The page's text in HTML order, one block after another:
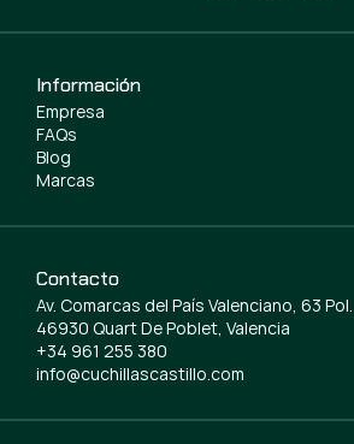
Información
Empresa
FAQs
Blog
Marcas
Contacto
Av. Comarcas del País Valenciano, 63
46930 Quart De Poblet, Valencia
+34 961 255 380
info@cuchillascastillo.com